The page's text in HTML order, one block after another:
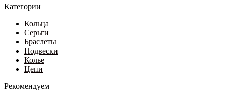
Категории
Кольца
Серьги
Браслеты
Подвески
Колье
Цепи
Рекомендуем